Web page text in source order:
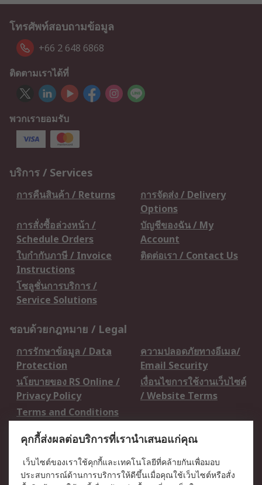
โทรศัพท์สอบถามข้อมูล
+66 2 648 6868
ติดตามเราได้ที่
พวกเรายอมรับ
บริการ / Services
การคืนสินค้า / Returns
การจัดส่ง / Delivery
Options
การสั่งซื้อล่วงหน้า /
Schedule Orders
บัญชีของฉัน / My
Account
ใบกำกับภาษี / Invoice
Instructions
ติดต่อเรา / Contact Us
โซลูชั่นการบริการ /
Service Solutions
ชอบด้วยกฎหมาย / Legal
การรักษาข้อมูล / Data
Protection
ความปลอดภัยทางอีเมล/
Email Security
นโยบายของ RS Online /
Privacy Policy
เงื่อนไขการใช้งานเว็บไซต์
/ Website Terms
Terms and Conditions
เกี่ยวกับ RS / About RS
RS ทั่วโลก / RS ข่าวประชาสัมพันธ์ / Press
คุกกี้ส่งผลต่อบริการที่เรานำเสนอแก่คุณ
เว็บไซต์ของเราใช้คุกกี้และเทคโนโลยีที่คล้ายกันเพื่อมอบ
ประสบการณ์ด้านการบริการให้ดีขึ้นเมื่อคุณใช้เว็บไซต์หรือสั่ง